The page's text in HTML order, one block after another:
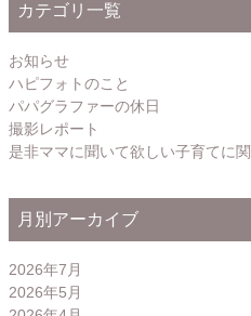
カテゴリ一覧
お知らせ
ハピフォトのこと
パパグラファーの休日
撮影レポート
是非ママに聞いて欲しい子育てに
月別アーカイブ
2026年7月
2026年5月